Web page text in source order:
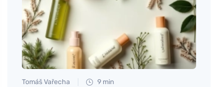
Tomáš Vařecha 9 min